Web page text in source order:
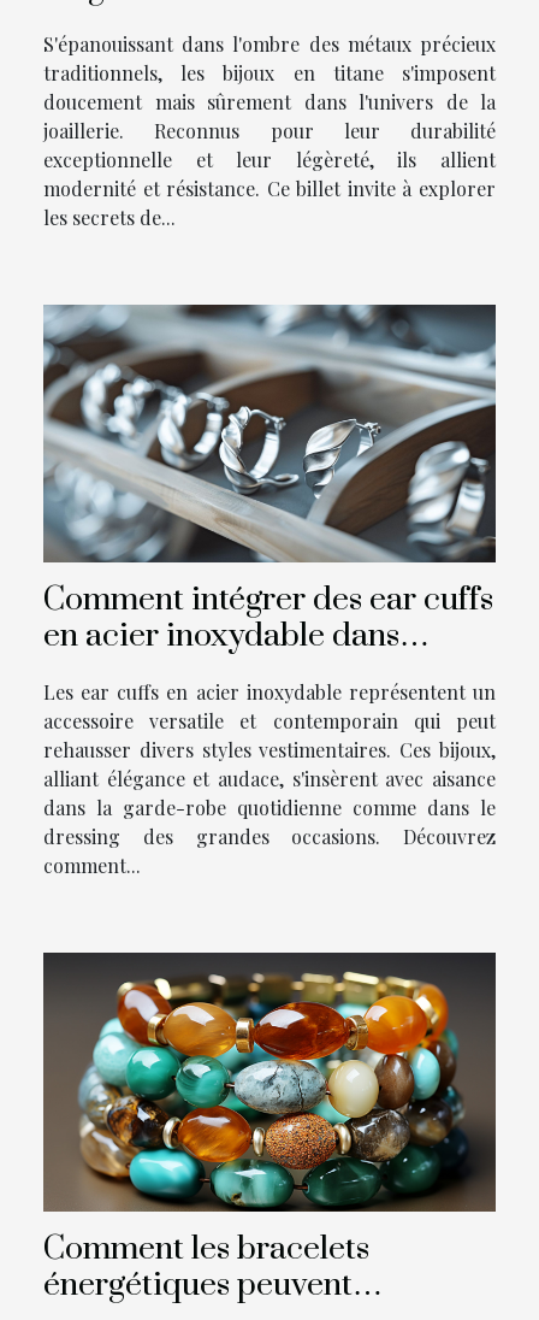
S'épanouissant dans l'ombre des métaux précieux
traditionnels, les bijoux en titane s'imposent
doucement mais sûrement dans l'univers de la
joaillerie. Reconnus pour leur durabilité
exceptionnelle et leur légèreté, ils allient
modernité et résistance. Ce billet invite à explorer
les secrets de...
Comment intégrer des ear cuffs
en acier inoxydable dans
chaque style vestimentaire
Les ear cuffs en acier inoxydable représentent un
accessoire versatile et contemporain qui peut
rehausser divers styles vestimentaires. Ces bijoux,
alliant élégance et audace, s'insèrent avec aisance
dans la garde-robe quotidienne comme dans le
dressing des grandes occasions. Découvrez
comment...
Comment les bracelets
énergétiques peuvent